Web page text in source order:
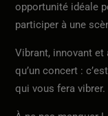
opportunité idéale
participer à une
Vibrant, innovant et
qu’un concert :
qui vous fera vibrer.